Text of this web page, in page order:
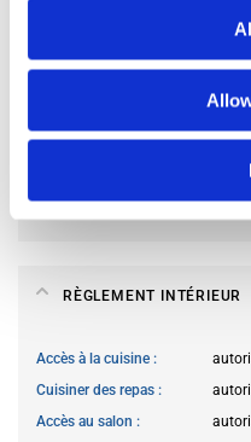
Profil des occupants
Staut professionnel des occupants
RÈGLEMENT INTÉRIEUR
Accès à la cuisine
Cuisiner des repas
Accès au salon